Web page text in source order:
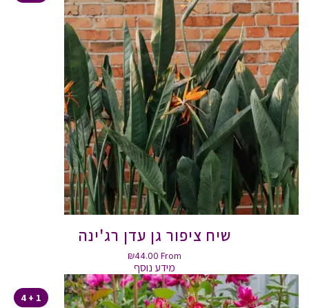
שיח ציפור גן עדן רג'ינה
From
₪44.00
מידע נוסף
1 + 4